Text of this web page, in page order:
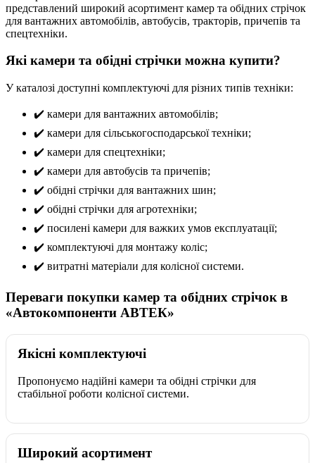
представлений широкий асортимент камер та обідних стрічок
для вантажних автомобілів, автобусів, тракторів, причепів та
спецтехніки.
Які камери та обідні стрічки можна купити?
У каталозі доступні комплектуючі для різних типів техніки:
✔️ камери для вантажних автомобілів;
✔️ камери для сільськогосподарської техніки;
✔️ камери для спецтехніки;
✔️ камери для автобусів та причепів;
✔️ обідні стрічки для вантажних шин;
✔️ обідні стрічки для агротехніки;
✔️ посилені камери для важких умов експлуатації;
✔️ комплектуючі для монтажу коліс;
✔️ витратні матеріали для колісної системи.
Переваги покупки камер та обідних стрічок в
«Автокомпоненти АВТЕК»
Якісні комплектуючі
Пропонуємо надійні камери та обідні стрічки для
стабільної роботи колісної системи.
Широкий асортимент